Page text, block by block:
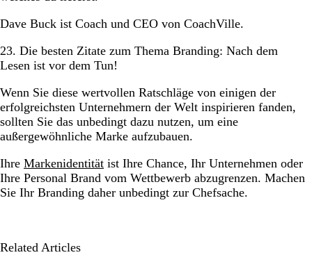
Dave Buck ist Coach und CEO von CoachVille.
23. Die besten Zitate zum Thema Branding: Nach dem
Lesen ist vor dem Tun!
Wenn Sie diese wertvollen Ratschläge von einigen der
erfolgreichsten Unternehmern der Welt inspirieren fanden,
sollten Sie das unbedingt dazu nutzen, um eine
außergewöhnliche Marke aufzubauen.
Ihre Markenidentität ist Ihre Chance, Ihr Unternehmen oder
Ihre Personal Brand vom Wettbewerb abzugrenzen. Machen
Sie Ihr Branding daher unbedingt zur Chefsache.
Related Articles